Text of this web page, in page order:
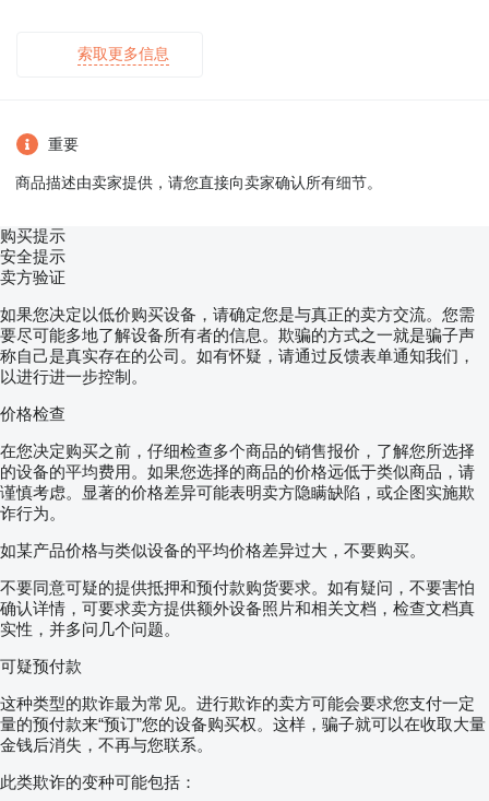
索取更多信息
重要
商品描述由卖家提供，请您直接向卖家确认所有细节。
购买提示
安全提示
卖方验证
如果您决定以低价购买设备，请确定您是与真正的卖方交流。您需
要尽可能多地了解设备所有者的信息。欺骗的方式之一就是骗子声
称自己是真实存在的公司。如有怀疑，请通过反馈表单通知我们，
以进行进一步控制。
价格检查
在您决定购买之前，仔细检查多个商品的销售报价，了解您所选择
的设备的平均费用。如果您选择的商品的价格远低于类似商品，请
谨慎考虑。显著的价格差异可能表明卖方隐瞒缺陷，或企图实施欺
诈行为。
如某产品价格与类似设备的平均价格差异过大，不要购买。
不要同意可疑的提供抵押和预付款购货要求。如有疑问，不要害怕
确认详情，可要求卖方提供额外设备照片和相关文档，检查文档真
实性，并多问几个问题。
可疑预付款
这种类型的欺诈最为常见。进行欺诈的卖方可能会要求您支付一定
量的预付款来“预订”您的设备购买权。这样，骗子就可以在收取大量
金钱后消失，不再与您联系。
此类欺诈的变种可能包括：